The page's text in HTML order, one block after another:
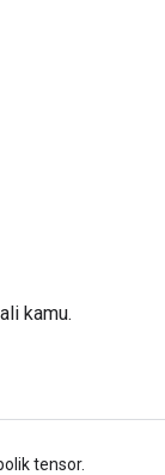
kamu.
tensor.